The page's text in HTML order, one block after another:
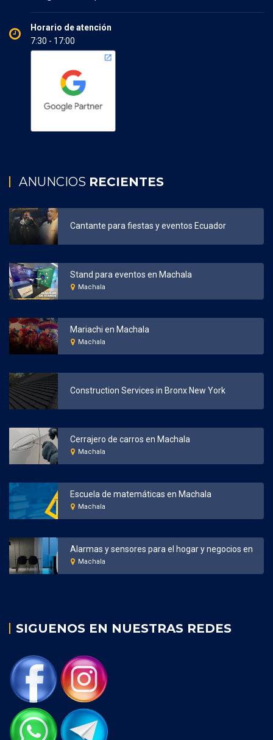
Horario de atención
7:30 - 17:00
ANUNCIOS RECIENTES
Cantante para fiestas y eventos Ecuador
Stand para eventos en Machala
Machala
Mariachi en Machala
Machala
Construction Services in Bronx New York
Cerrajero de carros en Machala
Machala
Escuela de matemáticas en Machala
Machala
Machala
SIGUENOS EN NUESTRAS REDES